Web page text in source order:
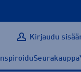
Kirjaudu
InspiroiduSeurakauppa